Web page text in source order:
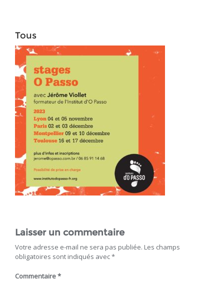
Tous
Laisser un commentaire
Votre adresse e-mail ne sera pas publiée. Les champs
obligatoires sont indiqués avec*
Commentaire*